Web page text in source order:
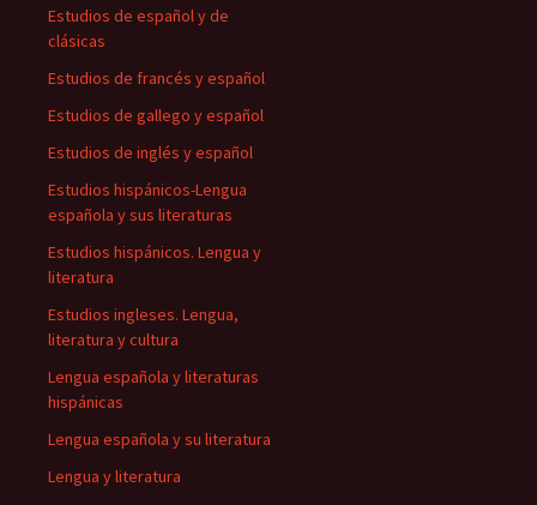
Estudios de español y de
clásicas
Estudios de francés y español
Estudios de gallego y español
Estudios de inglés y español
Estudios hispánicos-Lengua
española y sus literaturas
Estudios hispánicos. Lengua y
literatura
Estudios ingleses. Lengua,
literatura y cultura
Lengua española y literaturas
hispánicas
Lengua española y su literatura
Lengua y literatura